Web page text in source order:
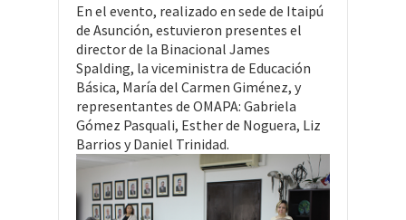
En el evento, realizado en sede de Itaipú
de Asunción, estuvieron presentes el
director de la Binacional James
Spalding, la viceministra de Educación
Básica, María del Carmen Giménez, y
representantes de OMAPA: Gabriela
Gómez Pasquali, Esther de Noguera, Liz
Barrios y Daniel Trinidad.